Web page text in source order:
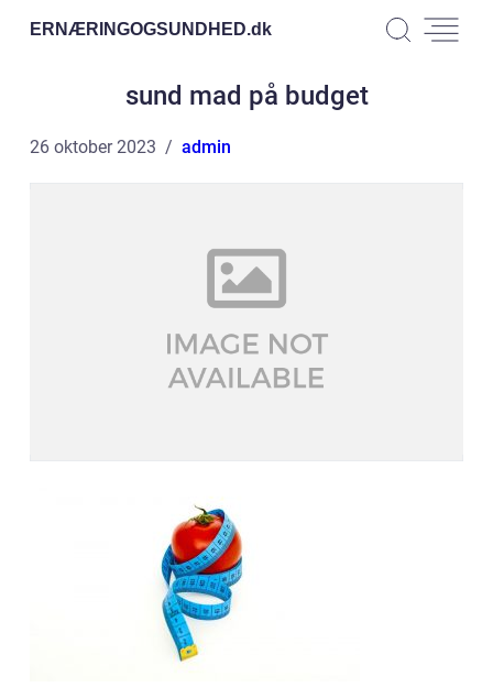
ERNÆRINGOGSUNDHED.dk
sund mad på budget
26 oktober 2023 admin